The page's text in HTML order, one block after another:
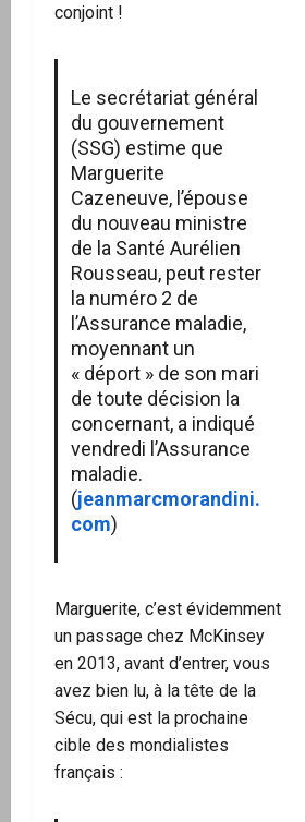
conjoint !
Le secrétariat général
du gouvernement
(SSG) estime que
Marguerite
Cazeneuve, l’épouse
du nouveau ministre
de la Santé Aurélien
Rousseau, peut rester
la numéro 2 de
l’Assurance maladie,
moyennant un
« déport » de son mari
de toute décision la
concernant, a indiqué
vendredi l’Assurance
maladie.
(jeanmarcmorandini.
com)
Marguerite, c’est évidemment
un passage chez McKinsey
en 2013, avant d’entrer, vous
avez bien lu, à la tête de la
Sécu, qui est la prochaine
cible des mondialistes
français :